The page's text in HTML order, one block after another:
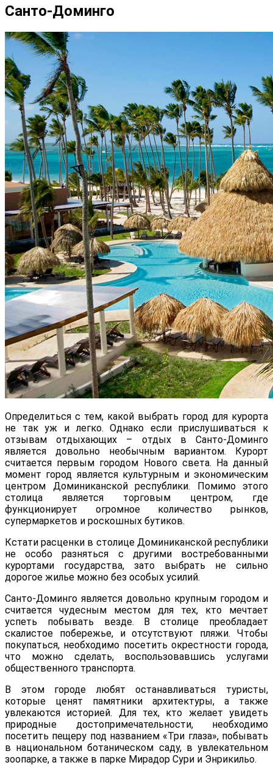
Санто-Доминго
Определиться с тем, какой выбрать город для курорта
не так уж и легко. Однако если прислушиваться к
отзывам отдыхающих – отдых в Санто-Доминго
является довольно необычным вариантом. Курорт
считается первым городом Нового света. На данный
момент город является культурным и экономическим
центром Доминиканской республики. Помимо этого
столица является торговым центром, где
функционирует огромное количество рынков,
супермаркетов и роскошных бутиков.
Кстати расценки в столице Доминиканской республики
не особо разняться с другими востребованными
курортами государства, зато выбрать не сильно
дорогое жилье можно без особых усилий.
Санто-Доминго является довольно крупным городом и
считается чудесным местом для тех, кто мечтает
успеть побывать везде. В столице преобладает
скалистое побережье, и отсутствуют пляжи. Чтобы
покупаться, необходимо посетить окрестности города,
что можно сделать, воспользовавшись услугами
общественного транспорта.
В этом городе любят останавливаться туристы,
которые ценят памятники архитектуры, а также
увлекаются историей. Для тех, кто желает увидеть
природные достопримечательности, необходимо
посетить пещеру под названием «Три глаза», побывать
в национальном ботаническом саду, в увлекательном
зоопарке, а также в парке Мирадор Сури и Энрикильо.